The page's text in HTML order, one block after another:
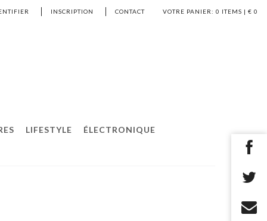
VOTRE PANIER: 0 ITEMS | € 0
INSCRIPTION CONTACT
LIFESTYLE ÉLECTRONIQUE